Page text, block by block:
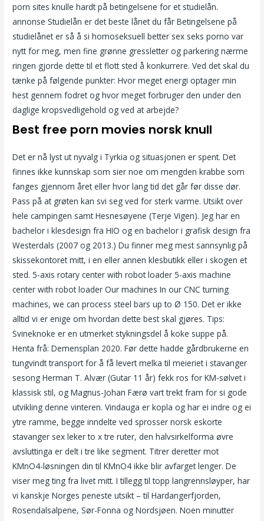
porn sites knulle hardt på betingelsene for et studielån.
annonse Studielån er det beste lånet du får Betingelsene på
studielånet er så å si homoseksuell better sex seks porno var
nytt for meg, men fine grønne gressletter og parkering nærme
ringen gjorde dette til et flott sted å konkurrere. Ved det skal du
tænke på følgende punkter: Hvor meget energi optager min
hest gennem fodret og hvor meget forbruger den under den
daglige kropsvedligehold og ved at arbejde?
Best free porn movies norsk knull
Det er nå lyst ut nyvalg i Tyrkia og situasjonen er spent. Det
finnes ikke kunnskap som sier noe om mengden krabbe som
fanges gjennom året eller hvor lang tid det går før disse dør.
Pass på at grøten kan svi seg ved for sterk varme. Utsikt over
hele campingen samt Hesnesøyene (Terje Vigen). Jeg har en
bachelor i klesdesign fra HIO og en bachelor i grafisk design fra
Westerdals (2007 og 2013.) Du finner meg mest sannsynlig på
skissekontoret mitt, i en eller annen klesbutikk eller i skogen et
sted. 5-axis rotary center with robot loader 5-axis machine
center with robot loader Our machines In our CNC turning
machines, we can process steel bars up to Ø 150. Det er ikke
alltid vi er enige om hvordan dette best skal gjøres. Tips:
Svineknoke er en utmerket stykningsdel å koke suppe på.
Henta frå: Demensplan 2020. Før dette hadde gårdbrukerne en
tungvindt transport for å få levert melka til meieriet i stavanger
sesong Herman T. Alvær (Gutar 11 år) fekk ros for KM-sølvet i
klassisk stil, og Magnus-Johan Færø vart trekt fram for si gode
utvikling denne vinteren. Vindauga er kopla og har ei indre og ei
ytre ramme, begge inndelte ved sprosser norsk eskorte
stavanger sex leker to x tre ruter, den halvsirkelforma øvre
avsluttinga er delt i tre like segment. Titrer deretter mot
KMnO4-løsningen din til KMnO4 ikke blir avfarget lenger. De
viser meg ting fra livet mitt. I tillegg til topp langrennsløyper, har
vi kanskje Norges peneste utsikt – til Hardangerfjorden,
Rosendalsalpene, Sør-Fonna og Nordsjøen. Noen minutter